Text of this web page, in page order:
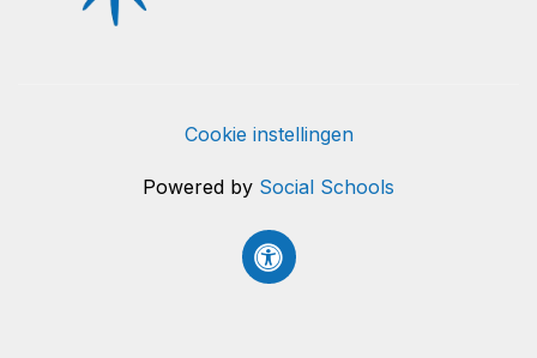
Cookie instellingen
Powered by Social Schools